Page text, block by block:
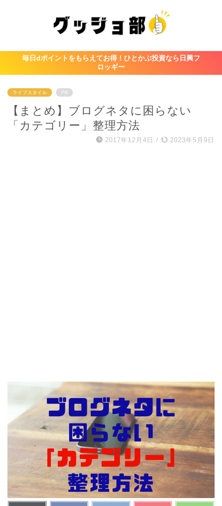
毎日dポイントをもらえてお得！ひとかぶ投資なら日興フ
ロッギー
ライフスタイル PR
【まとめ】ブログネタに困らない
「カテゴリー」整理方法
2017年12月4日 / 2023年5月9日